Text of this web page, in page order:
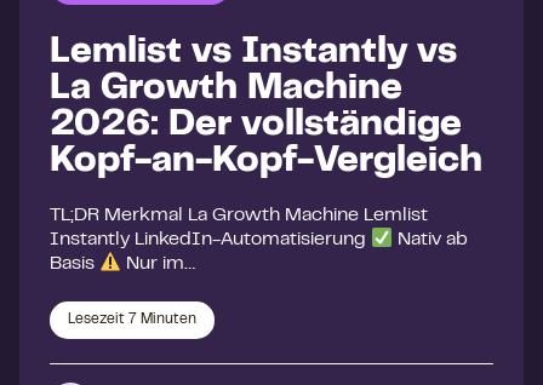
Lemlist vs Instantly vs
La Growth Machine
2026: Der vollständige
Kopf-an-Kopf-Vergleich
TL;DR Merkmal La Growth Machine Lemlist
Instantly LinkedIn-Automatisierung
Nativ ab
Basis
Nur im…
Lesezeit 7 Minuten